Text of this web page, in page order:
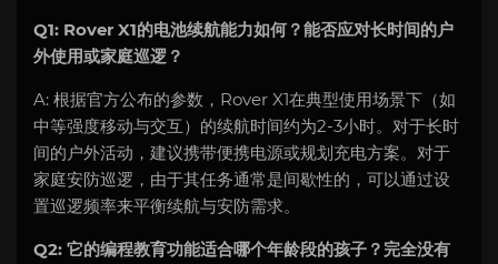
Q1: Rover X1的电池续航能力如何？能否应对长时间的户
外使用或家庭巡逻？
A: 根据官方公布的参数，Rover X1在典型使用场景下（如
中等强度移动与交互）的续航时间约为2-3小时。对于长时
间的户外活动，建议携带便携电源或规划充电方案。对于
家庭安防巡逻，由于其任务通常是间歇性的，可以通过设
置巡逻频率来平衡续航与安防需求。
Q2: 它的编程教育功能适合哪个年龄段的孩子？完全没有